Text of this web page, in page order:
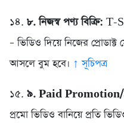
১৪. ৮. নিজস্ব পণ্য বিক্রি: T-
– ভিডিও দিয়ে নিজের
আসলে বুম হবে। ↑ সূচিপত্র
১৫. ৯. Paid
প্রমো ভিডিও বানিয়ে প্রতি